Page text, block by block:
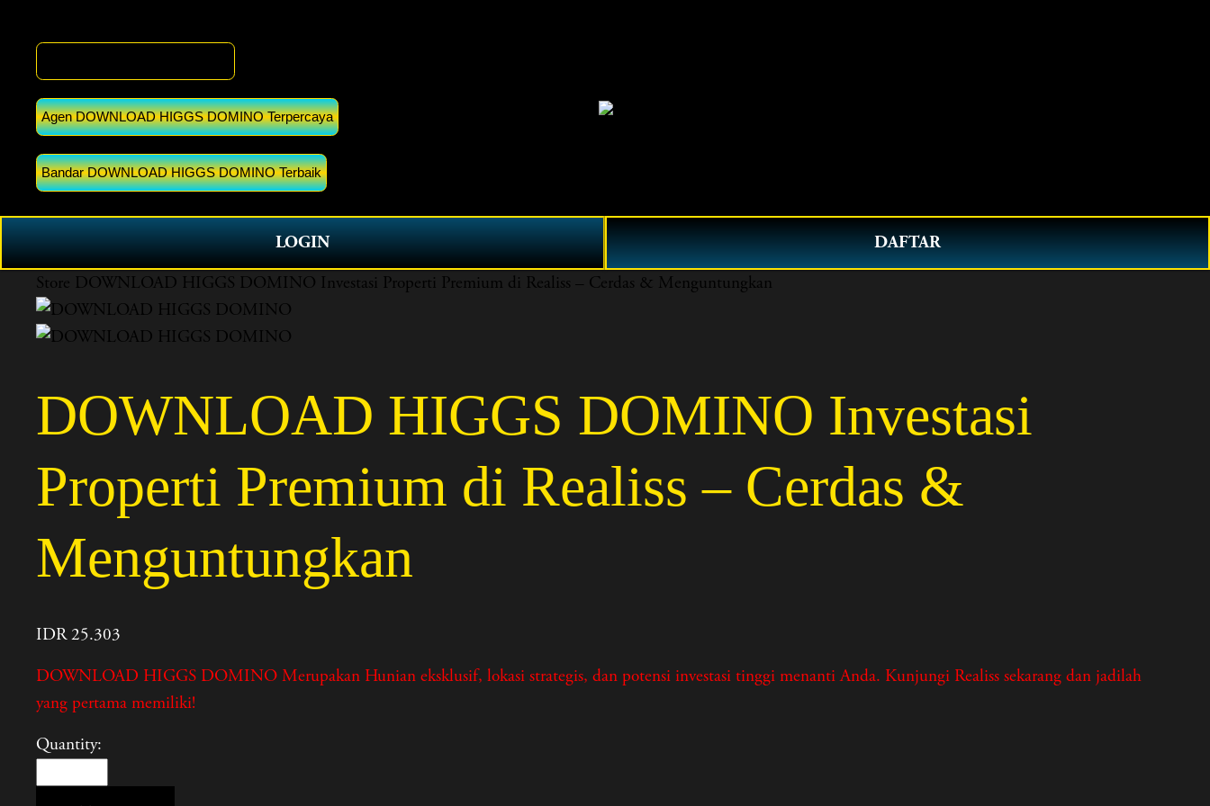
Agen DOWNLOAD HIGGS DOMINO Terpercaya
Bandar DOWNLOAD HIGGS DOMINO Terbaik
LOGIN DAFTAR
Store DOWNLOAD HIGGS DOMINO Investasi Properti Premium di Realiss – Cerdas & Menguntungkan
DOWNLOAD HIGGS DOMINO Investasi
Properti Premium di Realiss – Cerdas &
Menguntungkan
IDR 25.303
DOWNLOAD HIGGS DOMINO Merupakan Hunian eksklusif, lokasi strategis, dan potensi investasi tinggi menanti Anda. Kunjungi Realiss sekarang dan jadilah
yang pertama memiliki!
Quantity: